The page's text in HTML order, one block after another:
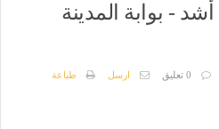
- بوابة المدينة
0 تعليق ارسل
طباعة